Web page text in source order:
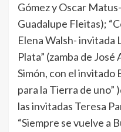
Gómez y Oscar
Guadalupe Fleitas);
Elena Walsh- invitada
Plata” (zamba de
Simón, con el invitado
para la Tierra de uno”
las invitadas Teresa
“Siempre se vuelve a